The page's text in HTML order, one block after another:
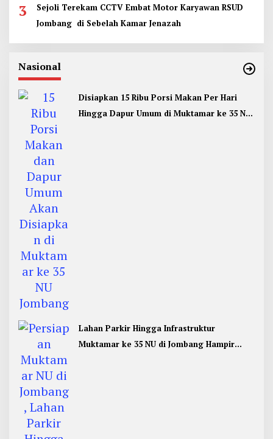
3
Sejoli Terekam CCTV Embat Motor Karyawan RSUD
Jombang di Sebelah Kamar Jenazah
Nasional
Disiapkan 15 Ribu Porsi Makan Per Hari
Hingga Dapur Umum di Muktamar ke 35 NU
Lahan Parkir Hingga Infrastruktur
Muktamar ke 35 NU di Jombang Hampir